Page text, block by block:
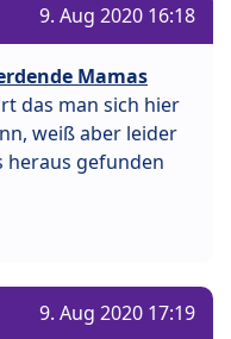
9. Aug 2020 16:18
Mamas
das man sich hier
weiß aber leider
heraus gefunden
9. Aug 2020 17:19